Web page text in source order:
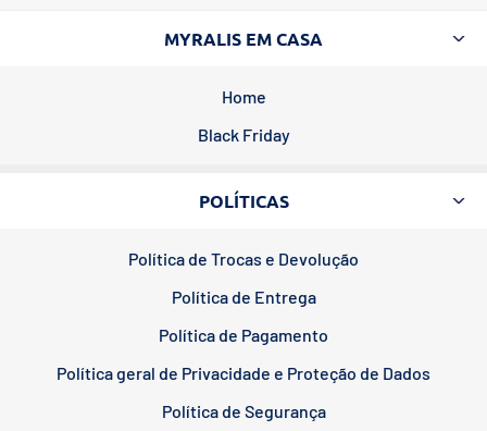
MYRALIS EM CASA
Home
Black Friday
POLÍTICAS
Política de Trocas e Devolução
Política de Entrega
Política de Pagamento
Política geral de Privacidade e Proteção de Dados
Política de Segurança